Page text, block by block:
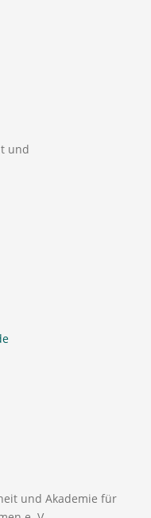
und
und Akademie für